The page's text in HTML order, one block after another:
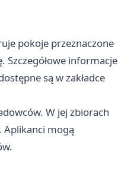
pokoje przeznaczone
Szczegółowe informacje
są w zakładce
W jej zbiorach
Aplikanci mogą